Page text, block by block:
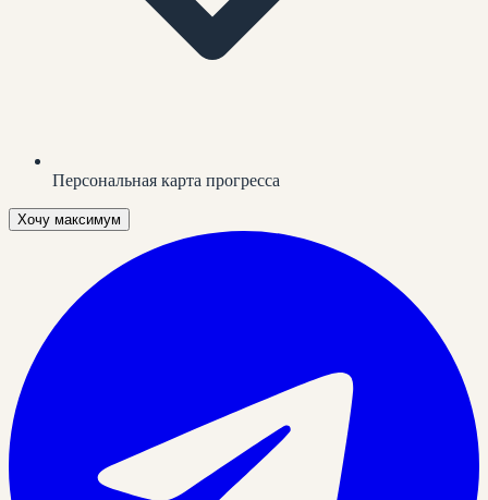
Персональная карта прогресса
Хочу максимум